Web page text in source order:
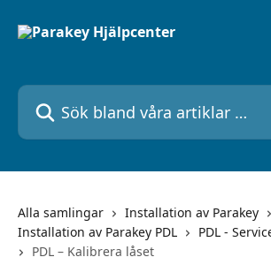
Sök bland våra artiklar …
Alla samlingar
Installation av Parakey
Installation av Parakey PDL
PDL -
PDL – Kalibrera låset